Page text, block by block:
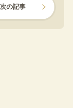
次の記事